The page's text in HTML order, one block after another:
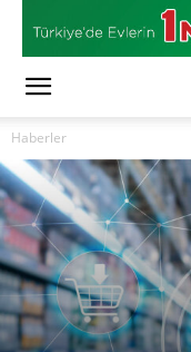
Haberler